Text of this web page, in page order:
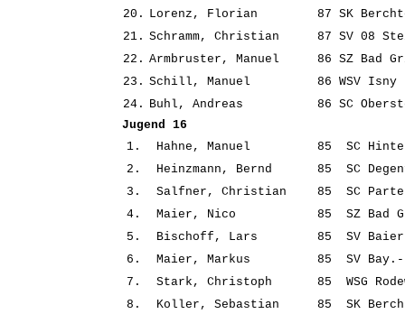
20. Lorenz, Florian 87 SK
21. Schramm, Christian 87 SV 08
22. Armbruster, Manuel 86 SZ Bad
23. Schill, Manuel 86 WSV Isny
24. Buhl, Andreas 86 SC
Jugend 16
1.
Hahne, Manuel 85
SC
2.
Heinzmann, Bernd 85
SC
3.
Salfner, Christian 85
SC
4.
Maier, Nico 85
SZ Bad
5.
Bischoff, Lars 85
SV
6.
Maier, Markus 85
SV
7.
Stark, Christoph 85
WSG
8.
Koller, Sebastian 85
SK